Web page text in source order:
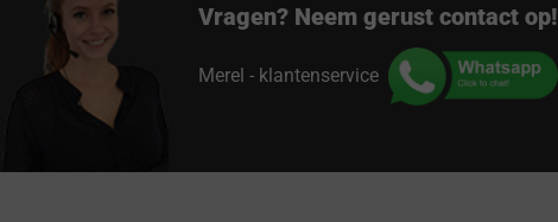
Vragen? Neem gerust contact op!
Merel - klantenservice